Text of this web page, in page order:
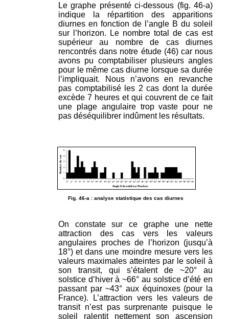
Le graphe présenté ci-dessous (fig. 46-a)
indique la répartition des apparitions
diurnes en fonction de l’angle B du soleil
sur l’horizon. Le nombre total de cas est
supérieur au nombre de cas diurnes
rencontrés dans notre étude (46) car nous
avons pu comptabiliser plusieurs angles
pour le même cas diurne lorsque sa durée
l’impliquait. Nous n’avons en revanche
pas comptabilisé les 2 cas dont la durée
excède 7 heures et qui couvrent de ce fait
une plage angulaire trop vaste pour ne
pas déséquilibrer indûment les résultats.
Fig. 46-a : analyse statistique des cas diurnes
On constate sur ce graphe une nette
attraction des cas vers les valeurs
angulaires proches de l’horizon (jusqu’à
18°) et dans une moindre mesure vers les
valeurs maximales atteintes par le soleil à
son transit, qui s’étalent de ~20° au
solstice d’hiver à ~66° au solstice d’été en
passant par ~43° aux équinoxes (pour la
France). L’attraction vers les valeurs de
transit n’est pas surprenante puisque le
soleil ralentit nettement son ascension